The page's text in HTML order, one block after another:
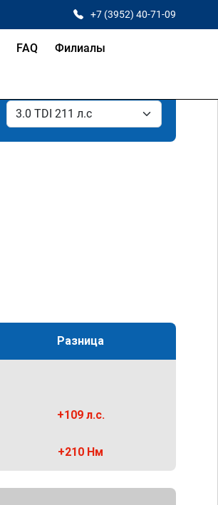
+7 (3952) 40-71-09
FAQ Филиалы
Разница
+109 л.с.
+210 Нм